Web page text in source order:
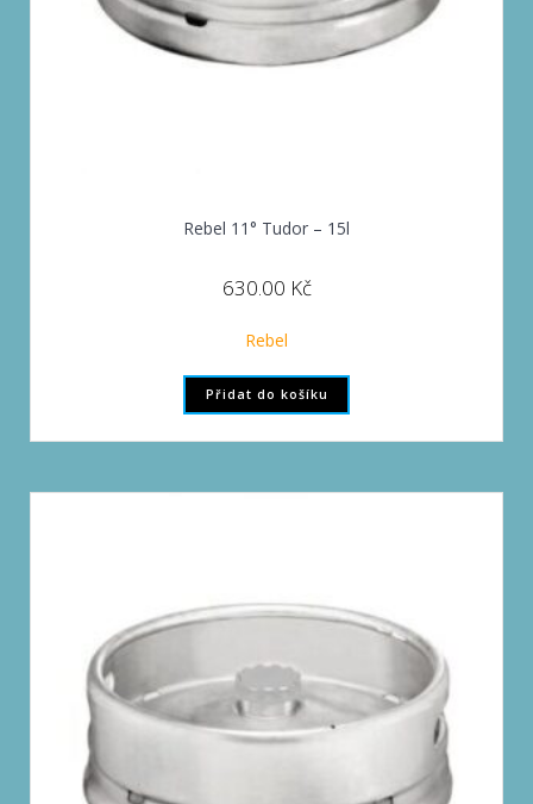
Rebel 11° Tudor – 15l
630.00 Kč
Rebel
Přidat do košíku